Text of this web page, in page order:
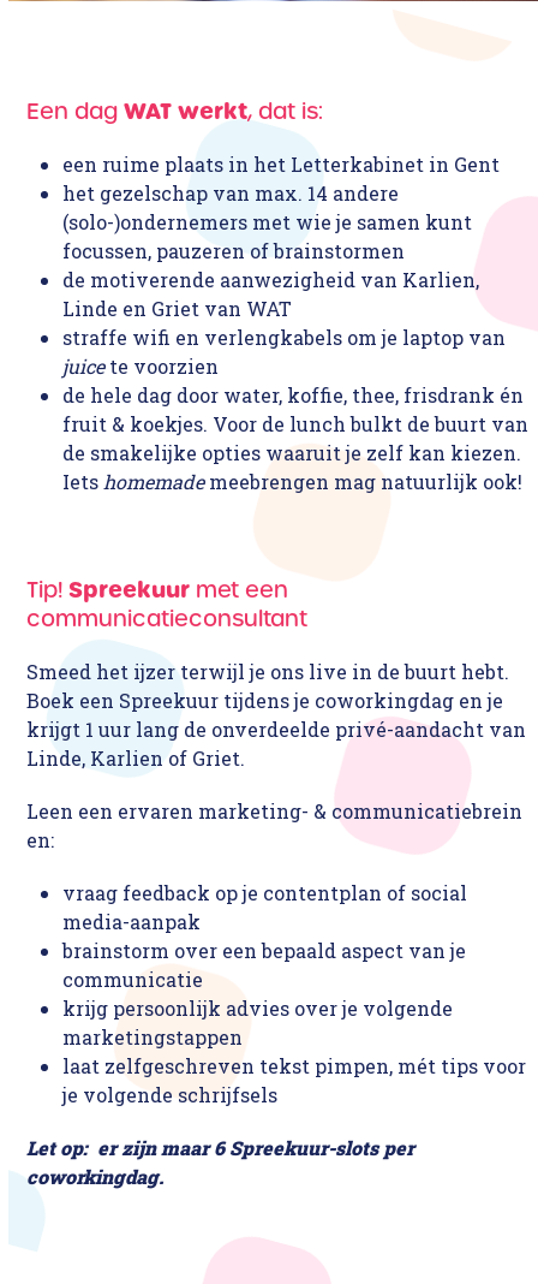
Een dagWAT werkt, dat is:
een ruime plaats in het Letterkabinet in Gent
het gezelschap van max. 14 andere
(solo-)ondernemers met wie je samen kunt
focussen, pauzeren of brainstormen
de motiverende aanwezigheid van Karlien,
Linde en Griet van WAT
straffe wifi en verlengkabels om je laptop van
juicete voorzien
de hele dag door water, koffie, thee, frisdrank én
fruit & koekjes. Voor de lunch bulkt de buurt van
de smakelijke opties waaruit je zelf kan kiezen.
Iets homemademeebrengen mag natuurlijk ook!
Tip!Spreekuur met een
communicatieconsultant
Smeed het ijzer terwijl je ons live in de buurt hebt.
Boek een Spreekuur tijdens je coworkingdag en je
krijgt 1 uur lang de onverdeelde privé-aandacht van
Linde, Karlien of Griet.
Leen een ervaren marketing- & communicatiebrein
en:
vraag feedback op je contentplan of social
media-aanpak
brainstorm over een bepaald aspect van je
communicatie
krijg persoonlijk advies over je volgende
marketingstappen
laat zelfgeschreven tekst pimpen, mét tips voor
je volgende schrijfsels
Let op: er zijn maar 6 Spreekuur-slots per
coworkingdag.